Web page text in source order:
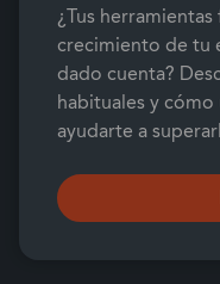
¿Tus
crecimiento de tu
dado cuenta?
habituales y
ayudarte a